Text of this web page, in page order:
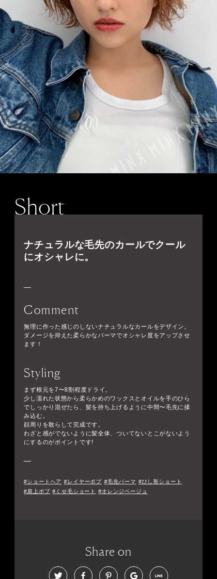
Short
ナチュラルな毛先のカールでクール
にオシャレに。
Comment
無理に作った感じのしないナチュラルなカールをデザイン。
ダメージを抑えた柔らかなパーマでオシャレ度をアップさせ
ます！
Styling
まず根元を7〜8割程度ドライ。
少し濡れた状態から柔らかめのワックスとオイルを手のひら
でしっかり混ぜたら、髪を持ち上げるように中間〜毛先に揉
み込む。
顔周りを散らして完成です。
わざと感がでないように髪全体、ついてないとこがないよう
にするのがポイントです!
#ショートヘア #レイヤーボブ #毛先パーマ #ひし形ショート
#肩上ボブ #くせ毛ショート #オレンジベージュ
Share on